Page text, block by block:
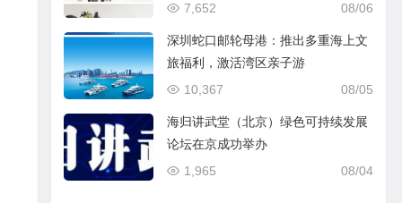
08/06
7,652
深圳蛇口邮轮母港：推出多重海上文
旅福利，激活湾区亲子游
08/05
10,367
海归讲武堂（北京）绿色可持续发展
论坛在京成功举办
08/04
1,965